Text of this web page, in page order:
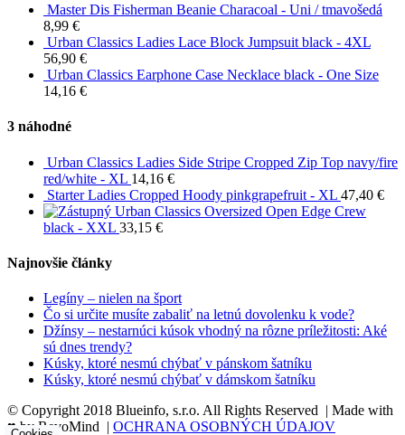
Master Dis Fisherman Beanie Characoal - Uni / tmavošedá
8,99 €
Urban Classics Ladies Lace Block Jumpsuit black - 4XL
56,90 €
Urban Classics Earphone Case Necklace black - One Size
14,16 €
3 náhodné
Urban Classics Ladies Side Stripe Cropped Zip Top navy/fire
red/white - XL 14,16 €
Starter Ladies Cropped Hoody pinkgrapefruit - XL 47,40 €
Urban Classics Oversized Open Edge Crew
black - XXL 33,15 €
Najnovšie články
Legíny – nielen na šport
Čo si určite musíte zabaliť na letnú dovolenku k vode?
Džínsy – nestarnúci kúsok vhodný na rôzne príležitosti: Aké
sú dnes trendy?
Kúsky, ktoré nesmú chýbať v pánskom šatníku
Kúsky, ktoré nesmú chýbať v dámskom šatníku
© Copyright 2018 Blueinfo, s.r.o. All Rights Reserved | Made with
♥ by RevoMind | OCHRANA OSOBNÝCH ÚDAJOV